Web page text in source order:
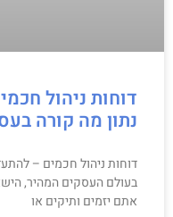
דוחות ניהול
נתון מה קורה
דוחות ניהול חכמים –
בעולם העסקים המהיר,
אתם יזמים ותיקים או